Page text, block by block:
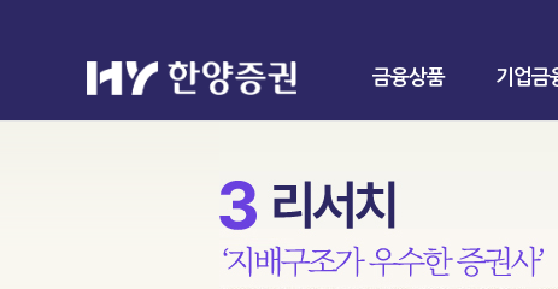
금융상품 기업금